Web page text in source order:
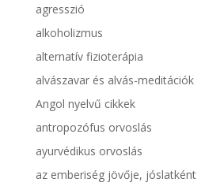
agresszió
alkoholizmus
alternatív fizioterápia
alvászavar és alvás-meditációk
Angol nyelvű cikkek
antropozófus orvoslás
ayurvédikus orvoslás
az emberiség jövője, jóslatként